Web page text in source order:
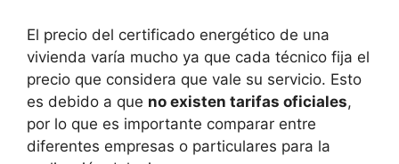
El precio del certificado energético de una
vivienda varía mucho ya que cada técnico fija el
precio que considera que vale su servicio. Esto
es debido a que no existen tarifas oficiales,
por lo que es importante comparar entre
diferentes empresas o particulares para la